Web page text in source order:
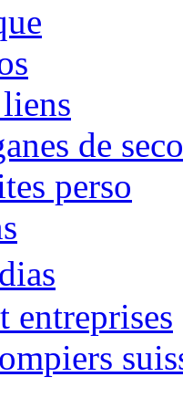
de
perso
entreprises